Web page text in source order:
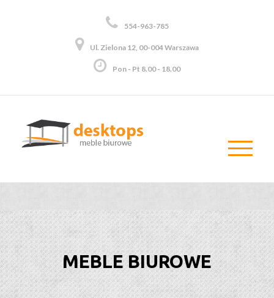
554-963-785
Ul. Zielona 12, 00-004 Warszawa
Pon - Pt 8.00 - 18.00
MEBLE BIUROWE